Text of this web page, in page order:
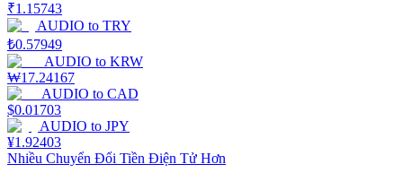
Lợi nhuận cao và truy cập ngay lập tức
₹1.15743
AUDIO to TRY
₺0.57949
AUDIO to KRW
₩17.24167
AUDIO to CAD
$0.01703
AUDIO to JPY
¥1.92403
Nhiều Chuyển Đổi Tiền Điện Tử Hơn